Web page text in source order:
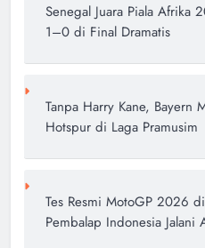
Senegal Juara Piala Afrika
1–0 di Final Dramatis
Tanpa Harry Kane, Bayern
Hotspur di Laga Pramusim
Tes Resmi MotoGP 2026
Pembalap Indonesia Jalani